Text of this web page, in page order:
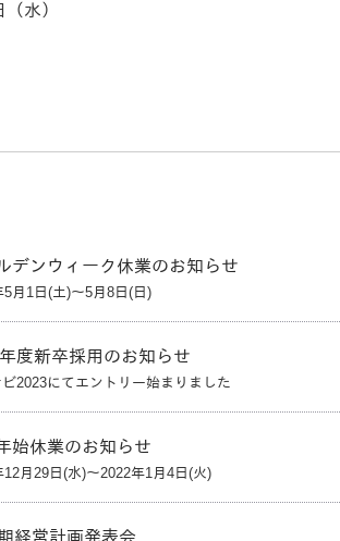
水）
デンウィーク休業のお知らせ
5月1日(土)～5月8日(日)
度新卒採用のお知らせ
ビ2023にてエントリー始まりました
始休業のお知らせ
12月29日(水)～2022年1月4日(火)